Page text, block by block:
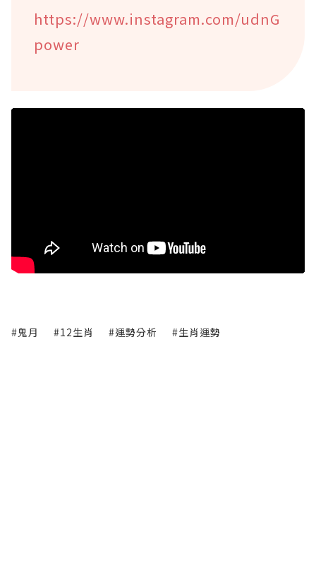
https://www.instagram.com/udnG
power
#鬼月 #12生肖 #運勢分析 #生肖運勢